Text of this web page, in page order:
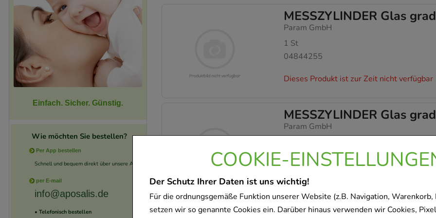
COOKIE-
Der Schutz Ihrer Daten ist uns wichtig!
Für die ordnungsgemäße Funktion unserer Website (z.B. Navigation, Warenkorb,
setzen wir so genannte Cookies ein. Darüber hinaus verwenden wir Cookies,
MESSZYLINDER Glas
Param GmbH
1 St
04844255
Dieses Produkt ist zur Zeit nicht verfügbar
MESSZYLINDER Glas
Param GmbH
04844249
Dieses Produkt ist zur Zeit nicht verfügbar
MESSZYLINDER Glas
Einfach. Sicher. Günstig.
Wie möchten Sie bestellen?
Per App bestellen
Schnell und bequem direkt über unsere App.
per E-mail
info@aposalis.de
• Telefonisch bestellen